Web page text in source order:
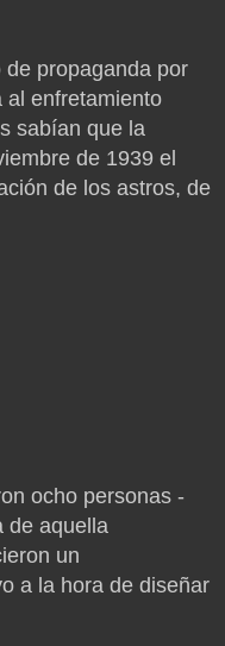
propaganda por
al enfretamiento
sabían que la
de 1939 el
de los astros, de
ocho personas -
de aquella
un
a la hora de diseñar